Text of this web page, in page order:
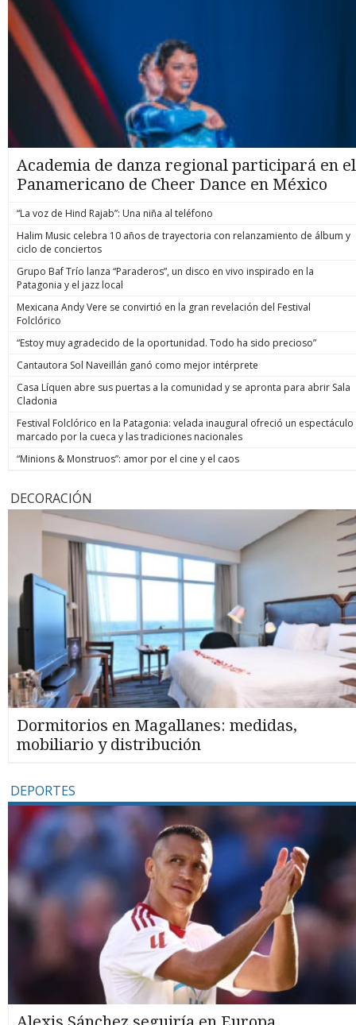
Academia de danza regional participará en el
Panamericano de Cheer Dance en México
“La voz de Hind Rajab”: Una niña al teléfono
Halim Music celebra 10 años de trayectoria con relanzamiento de álbum y
ciclo de conciertos
Grupo Baf Trío lanza “Paraderos”, un disco en vivo inspirado en la
Patagonia y el jazz local
Mexicana Andy Vere se convirtió en la gran revelación del Festival
Folclórico
“Estoy muy agradecido de la oportunidad. Todo ha sido precioso”
Cantautora Sol Naveillán ganó como mejor intérprete
Casa Líquen abre sus puertas a la comunidad y se apronta para abrir Sala
Cladonia
Festival Folclórico en la Patagonia: velada inaugural ofreció un espectáculo
marcado por la cueca y las tradiciones nacionales
“Minions & Monstruos”: amor por el cine y el caos
DECORACIÓN
Dormitorios en Magallanes: medidas,
mobiliario y distribución
DEPORTES